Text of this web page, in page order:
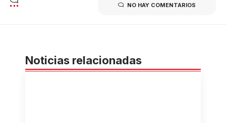
NO HAY COMENTARIOS
Noticias relacionadas